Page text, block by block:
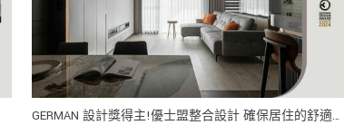
GERMAN 設計獎得主!優士盟整合設計 確保居住的舒適